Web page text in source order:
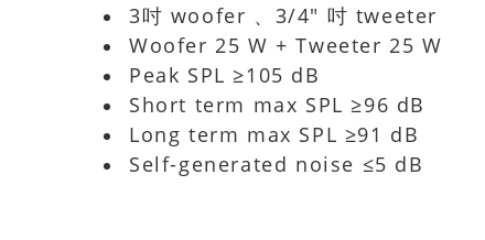
3吋 woofer 、3/4" 吋 tweeter
Woofer 25 W + Tweeter 25 W
Peak SPL ≥105 dB
Short term max SPL ≥96 dB
Long term max SPL ≥91 dB
Self-generated noise ≤5 dB